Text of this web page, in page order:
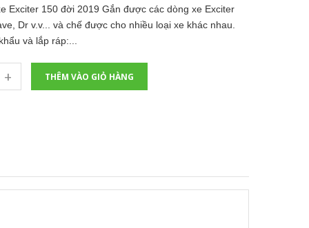
Exciter 150 đời 2019 Gắn được các dòng xe Exciter
Dr v.v... và chế được cho nhiều loại xe khác nhau.
và lắp ráp:...
+ THÊM VÀO GIỎ HÀNG